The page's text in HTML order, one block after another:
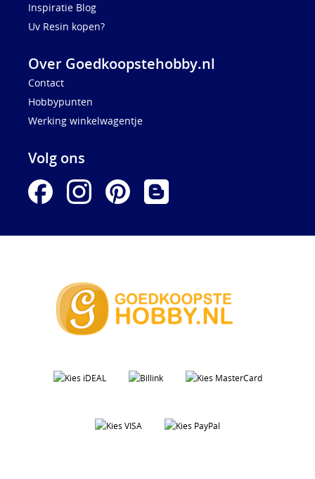
Inspiratie Blog
Uv Resin kopen?
Over Goedkoopstehobby.nl
Contact
Hobbypunten
Werking winkelwagentje
Volg ons